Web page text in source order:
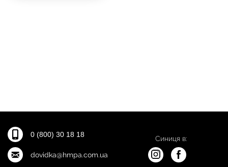
0 (800) 30 18 18
dovidka@hmpa.com.ua
Синиця в: